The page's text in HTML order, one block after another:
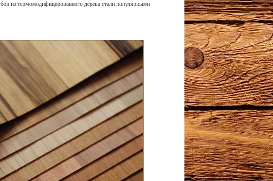
из термомодифицированного дерева стали популярными